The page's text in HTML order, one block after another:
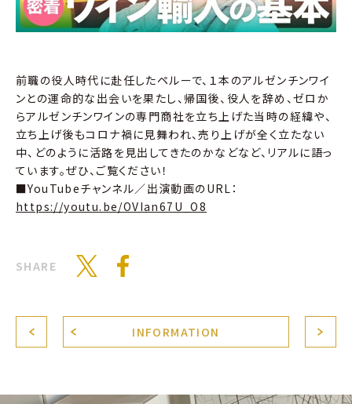
前職の役人時代に赴任したペルーで、１本のアルゼンチンワイ
ンとの運命的な出会いを果たし、帰国後、役人を辞め、ゼロか
らアルゼンチンワインの専門商社を立ち上げた当時の経緯や、
立ち上げ後もコロナ禍に見舞われ、売り上げが全く立たない
中、どのように活路を見出してきたのかなどなど、リアルに語っ
ています。ぜひ、ご覧ください！
■YouTubeチャンネル／出演動画のURL：
https://youtu.be/OVIan67U_O8
SHARE
INFORMATION